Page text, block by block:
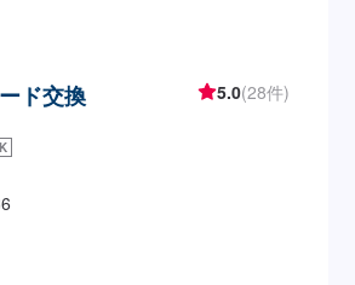
ド交換 5.0(28件)